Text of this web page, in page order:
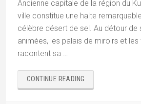
Ancienne capitale de la région du
ville constitue une halte
célèbre désert de sel. Au détour de
animées, les palais de miroirs et
racontent sa …
CONTINUE READING
CAPITALE